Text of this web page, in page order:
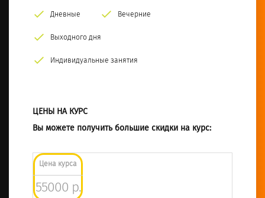
Дневные Вечерние
Выходного дня
Индивидуальные занятия
ЦЕНЫ НА КУРС
Вы можете получить большие скидки на курс:
Цена курса
55000 р.